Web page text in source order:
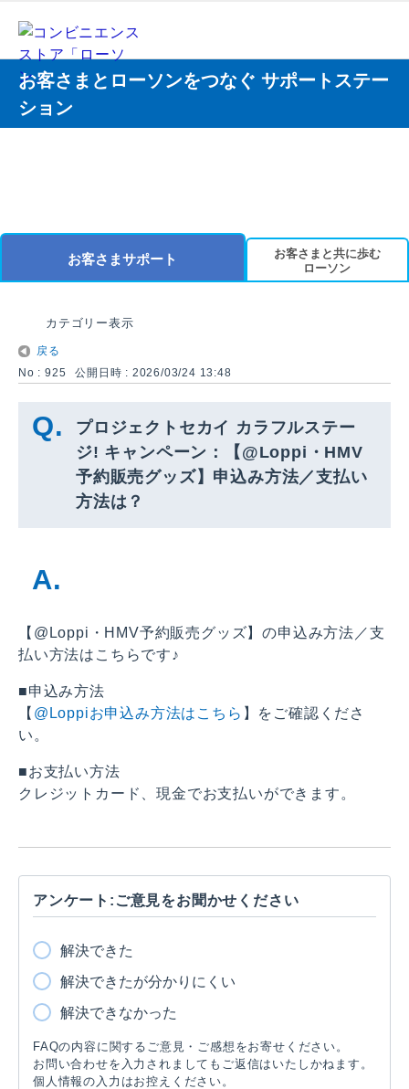
お客さまとローソンをつなぐ サポートステー
ション
お客さまサポート
お客さまと共に歩む
ローソン
カテゴリー表示
戻る
No : 925
公開日時 : 2026/03/24 13:48
プロジェクトセカイ カラフルステー
ジ! キャンペーン：【@Loppi・HMV
予約販売グッズ】申込み方法／支払い
方法は？
【@Loppi・HMV予約販売グッズ】の申込み方法／支
払い方法はこちらです♪
■申込み方法
【 @Loppiお申込み方法はこちら 】をご確認くださ
い。
■お支払い方法
クレジットカード、現金でお支払いができます。
アンケート:ご意見をお聞かせください
解決できた
解決できたが分かりにくい
解決できなかった
FAQの内容に関するご意見・ご感想をお寄せください。
お問い合わせを入力されましてもご返信はいたしかねます。
個人情報の入力はお控えください。